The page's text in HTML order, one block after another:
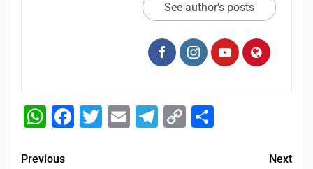
See author's posts
WhatsApp
Facebook
Twitter
EmailTelegram
Copy
Previous
Next